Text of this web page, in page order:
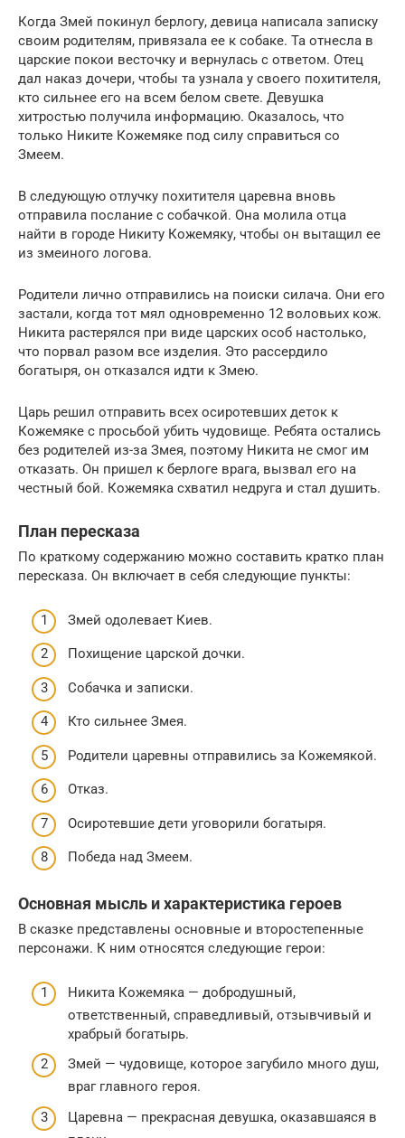
Когда Змей покинул берлогу, девица написала записку
своим родителям, привязала ее к собаке. Та отнесла в
царские покои весточку и вернулась с ответом. Отец
дал наказ дочери, чтобы та узнала у своего похитителя,
кто сильнее его на всем белом свете. Девушка
хитростью получила информацию. Оказалось, что
только Никите Кожемяке под силу справиться со
Змеем.
В следующую отлучку похитителя царевна вновь
отправила послание с собачкой. Она молила отца
найти в городе Никиту Кожемяку, чтобы он вытащил ее
из змеиного логова.
Родители лично отправились на поиски силача. Они его
застали, когда тот мял одновременно 12 воловьих кож.
Никита растерялся при виде царских особ настолько,
что порвал разом все изделия. Это рассердило
богатыря, он отказался идти к Змею.
Царь решил отправить всех осиротевших деток к
Кожемяке с просьбой убить чудовище. Ребята остались
без родителей из-за Змея, поэтому Никита не смог им
отказать. Он пришел к берлоге врага, вызвал его на
честный бой. Кожемяка схватил недруга и стал душить.
План пересказа
По краткому содержанию можно составить кратко план
пересказа. Он включает в себя следующие пункты:
Змей одолевает Киев.
Похищение царской дочки.
Собачка и записки.
Кто сильнее Змея.
Родители царевны отправились за Кожемякой.
Отказ.
Осиротевшие дети уговорили богатыря.
Победа над Змеем.
Основная мысль и характеристика героев
В сказке представлены основные и второстепенные
персонажи. К ним относятся следующие герои:
Никита Кожемяка — добродушный,
ответственный, справедливый, отзывчивый и
храбрый богатырь.
Змей — чудовище, которое загубило много душ,
враг главного героя.
Царевна — прекрасная девушка, оказавшаяся в